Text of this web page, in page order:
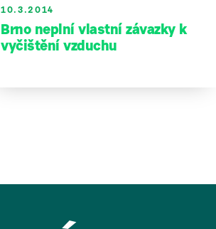
10.3.2014
Brno neplní vlastní závazky k
vyčištění vzduchu